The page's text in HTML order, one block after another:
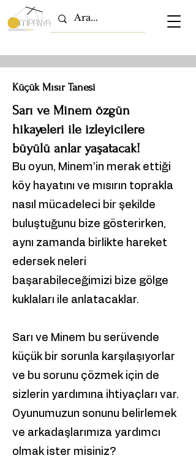
Küçük Mısır Tanesi
Sarı ve Minem özgün
hikayeleri ile izleyicilere
büyülü anlar yaşatacak!
Bu oyun, Minem'in merak ettiği
köy hayatını ve mısırın toprakla
nasıl mücadeleci bir şekilde
buluştuğunu bize gösterirken,
aynı zamanda birlikte hareket
edersek neleri
başarabileceğimizi bize gölge
kuklaları ile anlatacaklar.
Sarı ve Minem bu serüvende
küçük bir sorunla karşılaşıyorlar
ve bu sorunu çözmek için de
sizlerin yardımına ihtiyaçları var.
Oyunumuzun sonunu belirlemek
ve arkadaşlarımıza yardımcı
olmak ister misiniz?